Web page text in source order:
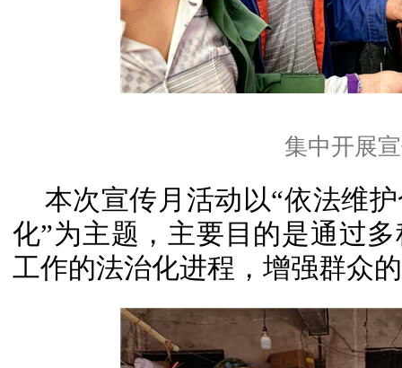
集中开展
本次宣传月活动以“依法维
化”为主题，主要目的是通过
工作的法治化进程，增强群众